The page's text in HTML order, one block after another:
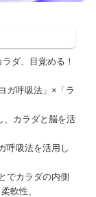
ダ、目覚める！
ガ呼吸法」×「ラ
、カラダと脳を活
呼吸法を活用し
でカラダの内側
軟性、